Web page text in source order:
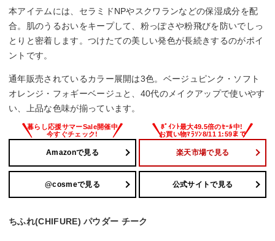
本アイテムには、セラミドNPやスクワランなどの保湿成分を配
合。肌のうるおいをキープして、粉っぽさや粉飛びを防いでしっ
とりと密着します。つけたての美しい発色が長続きするのがポイ
ントです。
通年販売されているカラー展開は3色。ベージュピンク・ソフト
オレンジ・フォギーベージュと、40代のメイクアップで使いやす
い、上品な色味が揃っています。
Amazonで見る 楽天市場で見る
@cosmeで見る 公式サイトで見る
ちふれ(CHIFURE) パウダー チーク